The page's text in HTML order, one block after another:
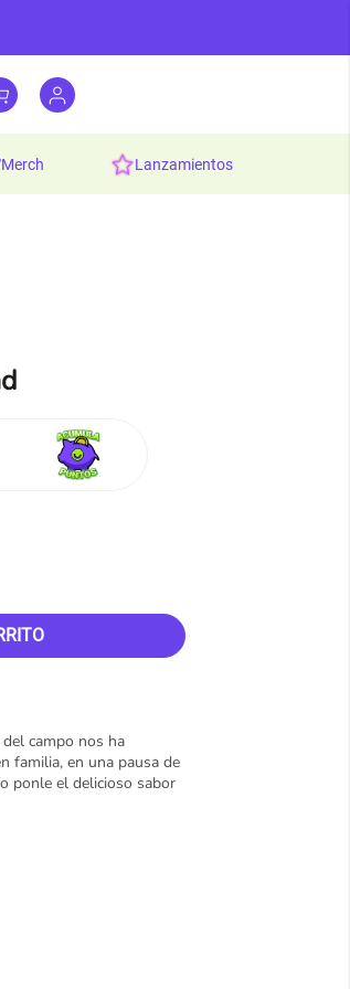
merch lanzamientos
campo nos ha
familia, en una pausa de
ponle el delicioso sabor